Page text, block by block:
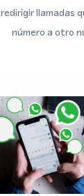
llamadas
número a otro